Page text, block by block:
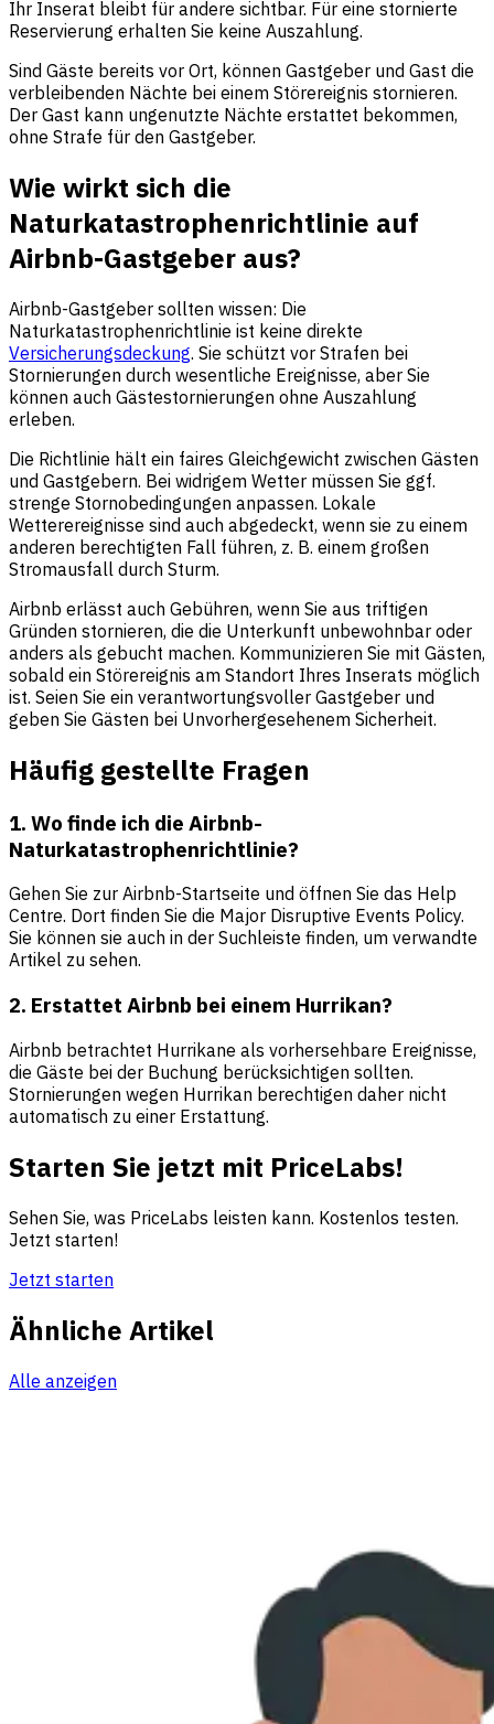
Ihr Inserat bleibt für andere sichtbar. Für eine stornierte
Reservierung erhalten Sie keine Auszahlung.
Sind Gäste bereits vor Ort, können Gastgeber und Gast die
verbleibenden Nächte bei einem Störereignis stornieren.
Der Gast kann ungenutzte Nächte erstattet bekommen,
ohne Strafe für den Gastgeber.
Wie wirkt sich die
Naturkatastrophenrichtlinie auf
Airbnb-Gastgeber aus?
Airbnb-Gastgeber sollten wissen: Die
Naturkatastrophenrichtlinie ist keine direkte
Versicherungsdeckung. Sie schützt vor Strafen bei
Stornierungen durch wesentliche Ereignisse, aber Sie
können auch Gästestornierungen ohne Auszahlung
erleben.
Die Richtlinie hält ein faires Gleichgewicht zwischen Gästen
und Gastgebern. Bei widrigem Wetter müssen Sie ggf.
strenge Stornobedingungen anpassen. Lokale
Wetterereignisse sind auch abgedeckt, wenn sie zu einem
anderen berechtigten Fall führen, z. B. einem großen
Stromausfall durch Sturm.
Airbnb erlässt auch Gebühren, wenn Sie aus triftigen
Gründen stornieren, die die Unterkunft unbewohnbar oder
anders als gebucht machen. Kommunizieren Sie mit Gästen,
sobald ein Störereignis am Standort Ihres Inserats möglich
ist. Seien Sie ein verantwortungsvoller Gastgeber und
geben Sie Gästen bei Unvorhergesehenem Sicherheit.
Häufig gestellte Fragen
1. Wo finde ich die Airbnb-
Naturkatastrophenrichtlinie?
Gehen Sie zur Airbnb-Startseite und öffnen Sie das Help
Centre. Dort finden Sie die Major Disruptive Events Policy.
Sie können sie auch in der Suchleiste finden, um verwandte
Artikel zu sehen.
2. Erstattet Airbnb bei einem Hurrikan?
Airbnb betrachtet Hurrikane als vorhersehbare Ereignisse,
die Gäste bei der Buchung berücksichtigen sollten.
Stornierungen wegen Hurrikan berechtigen daher nicht
automatisch zu einer Erstattung.
Starten Sie jetzt mit PriceLabs!
Sehen Sie, was PriceLabs leisten kann. Kostenlos testen.
Jetzt starten!
Jetzt starten
Ähnliche Artikel
Alle anzeigen